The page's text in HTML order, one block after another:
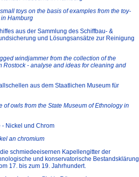
toys on the basis of examples from the toy-
Hamburg
aus der Sammlung des Schiffbau- &
und Lösungsansätze zur Reinigung
windjammer from the collection of the
Rostock - analyse and ideas for cleaning and
aus dem Staatlichen Museum für
of owls from the State Museum of Ethnology in
- Nickel und Chrom
an chromium
schmiedeeisernen Kapellengitter der
und konservatorische Bestandsklärung
17. bis zum 19. Jahrhundert.